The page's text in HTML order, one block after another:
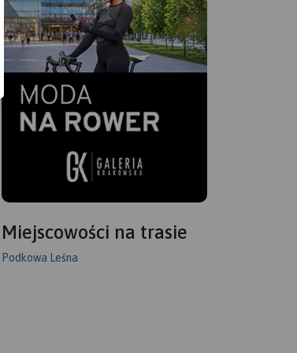
Miejscowości na trasie
Podkowa Leśna